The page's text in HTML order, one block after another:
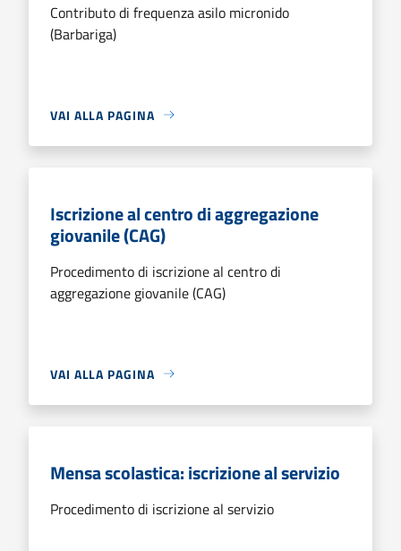
Contributo di frequenza asilo micronido
(Barbariga)
VAI ALLA PAGINA
Iscrizione al centro di aggregazione
giovanile (CAG)
Procedimento di iscrizione al centro di
aggregazione giovanile (CAG)
VAI ALLA PAGINA
Mensa scolastica: iscrizione al servizio
Procedimento di iscrizione al servizio